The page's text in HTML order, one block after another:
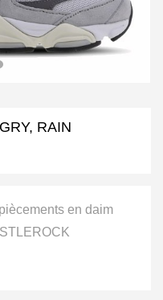
RAIN
en daim